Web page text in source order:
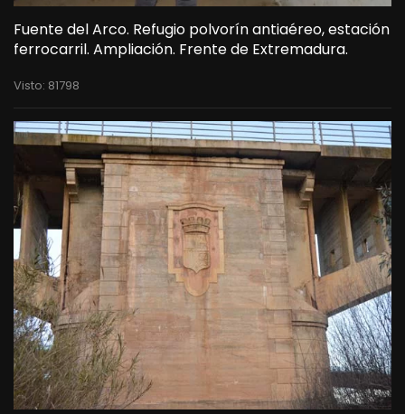
Fuente del Arco. Refugio polvorín antiaéreo, estación
ferrocarril. Ampliación. Frente de Extremadura.
Visto: 81798